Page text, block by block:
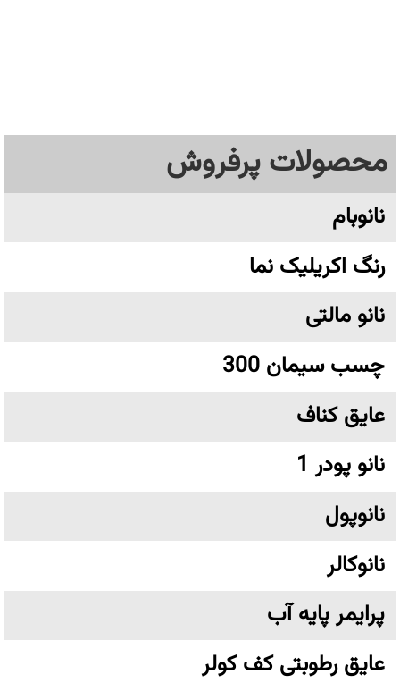
محصولات پرفروش
نانوبام
رنگ اکریلیک نما
نانو مالتی
چسب سیمان 300
عایق کناف
نانو پودر 1
نانوپول
نانوکالر
پرایمر پایه آب
عایق رطوبتی کف کولر